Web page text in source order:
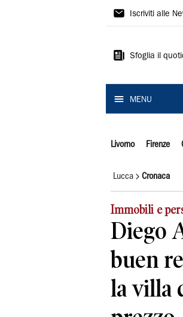
Il
Iscriviti alle
Sfoglia il
MENU
Livorno Firenze
Lucca Cronaca
Immobili e
Diego
buen
la villa